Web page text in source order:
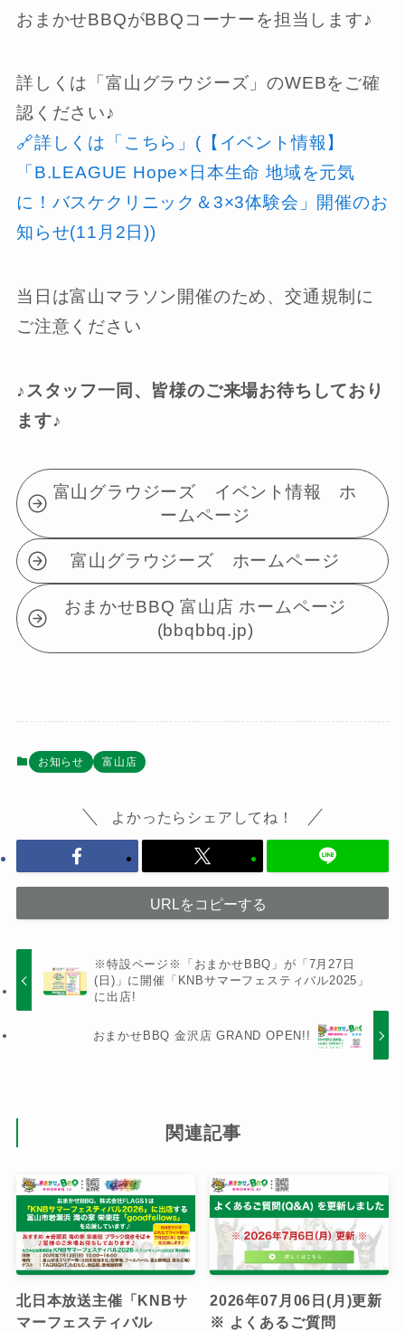
おまかせBBQがBBQコーナーを担当します♪
詳しくは「富山グラウジーズ」のWEBをご確
認ください♪
🔗詳しくは「こちら」(【イベント情報】
「B.LEAGUE Hope×日本生命 地域を元気
に！バスケクリニック＆3×3体験会」開催のお
知らせ(11月2日))
当日は富山マラソン開催のため、交通規制に
ご注意ください
♪スタッフ一同、皆様のご来場お待ちしており
ます♪
富山グラウジーズ イベント情報 ホ
ームページ
富山グラウジーズ ホームページ
おまかせBBQ 富山店 ホームページ
(bbqbbq.jp)
お知らせ 富山店
よかったらシェアしてね！
URLをコピーする
※特設ページ※「おまかせBBQ」が「7月27日
(日)」に開催「KNBサマーフェスティバル2025」
に出店!
おまかせBBQ 金沢店 GRAND OPEN!!
関連記事
北日本放送主催「KNBサ
マーフェスティバル
2026年07月06日(月)更新
※ よくあるご質問